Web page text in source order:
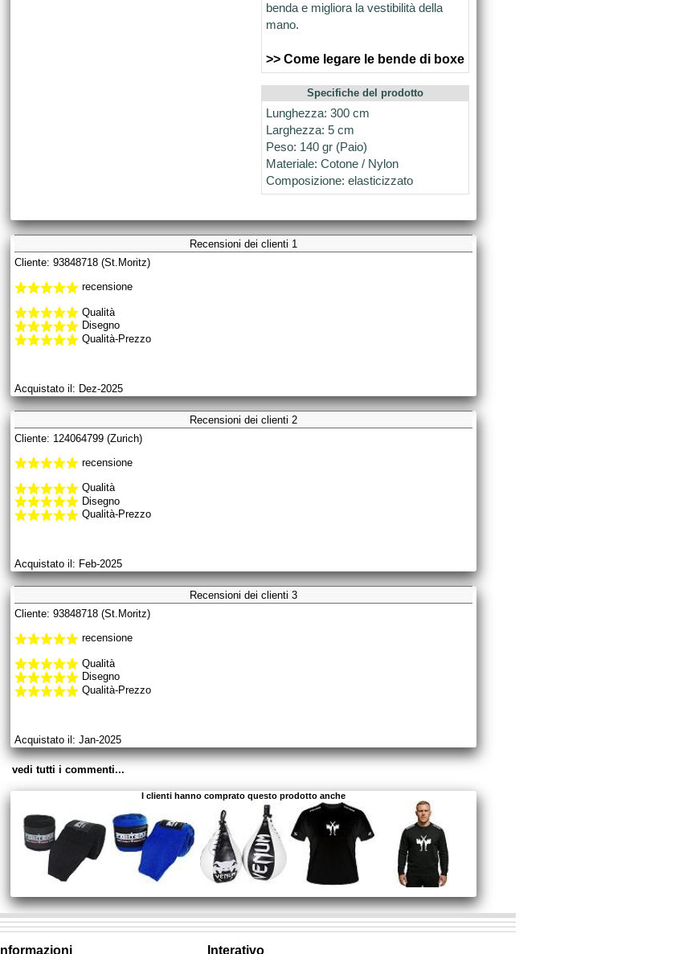
benda e migliora la vestibilità della
mano.
>> Come legare le bende di boxe
Specifiche del prodotto
Lunghezza: 300 cm
Larghezza: 5 cm
Peso: 140 gr (Paio)
Materiale: Cotone / Nylon
Composizione: elasticizzato
Recensioni dei clienti 1
Cliente: 93848718 (St.Moritz)
recensione
Qualità
Disegno
Qualità-Prezzo
Acquistato il: Dez-2025
Recensioni dei clienti 2
Cliente: 124064799 (Zurich)
recensione
Qualità
Disegno
Qualità-Prezzo
Acquistato il: Feb-2025
Recensioni dei clienti 3
Cliente: 93848718 (St.Moritz)
recensione
Qualità
Disegno
Qualità-Prezzo
Acquistato il: Jan-2025
vedi tutti i commenti...
I clienti hanno comprato questo prodotto anche
Informazioni Interativo